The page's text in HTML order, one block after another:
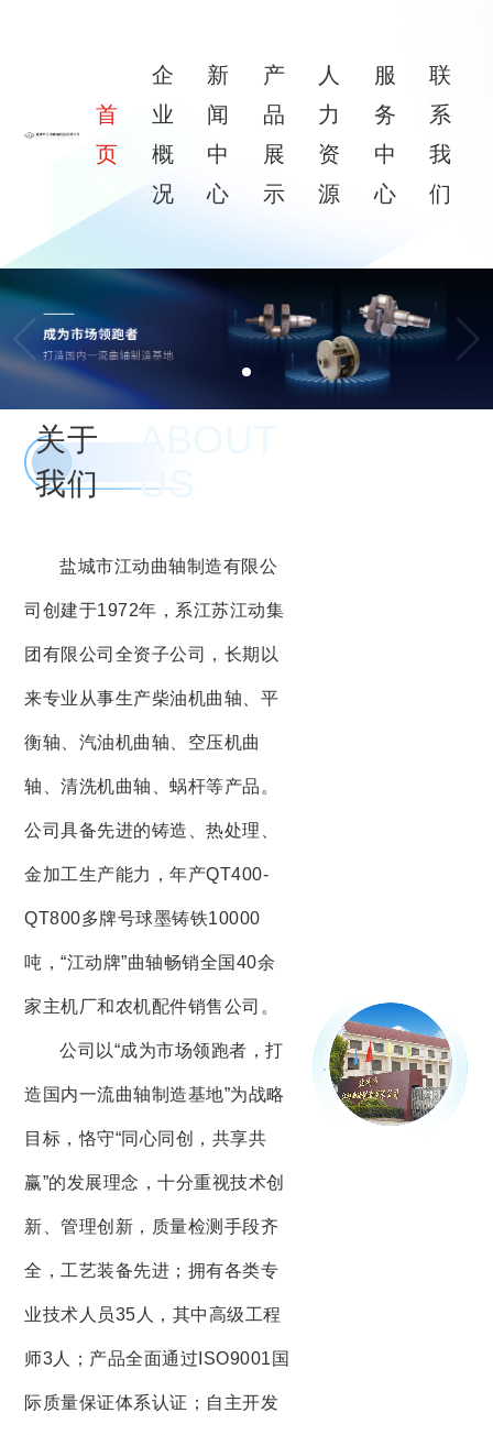
首
页
企
业
概
况
新
闻
中
心
产
品
展
示
人
力
资
源
服
务
中
心
联
系
我
们
关于
我们
US
盐城市江动曲轴制造有限公
司创建于1972年，系江苏江动集
团有限公司全资子公司，长期以
来专业从事生产柴油机曲轴、平
衡轴、汽油机曲轴、空压机曲
轴、清洗机曲轴、蜗杆等产品。
公司具备先进的铸造、热处理、
金加工生产能力，年产QT400-
QT800多牌号球墨铸铁10000
吨，“江动牌”曲轴畅销全国40余
家主机厂和农机配件销售公司。
公司以“成为市场领跑者，打
造国内一流曲轴制造基地”为战略
目标，恪守“同心同创，共享共
赢”的发展理念，十分重视技术创
新、管理创新，质量检测手段齐
全，工艺装备先进；拥有各类专
业技术人员35人，其中高级工程
师3人；产品全面通过ISO9001国
际质量保证体系认证；自主开发